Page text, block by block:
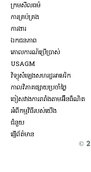
ក្រមសីលធម៌
ការគ្រប់គ្រង
ការងារ
ឯកជនភាព
គោលការណ៍ប្រើប្រាស់
USAGM
វិទ្យុសំឡេងសហរដ្ឋអាមេរិក
កាលវិភាគផ្សាយប្រចាំថ្ងៃ
ចៀសវាង​ការរារាំង​តាម​អ៊ីនធឺណិត
អំពីកម្មវិធីរបស់យើង
ជំនួយ
ផ្ញើព័ត៌មាន
©